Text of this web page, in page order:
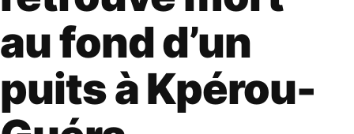
au fond d’un
puits à Kpérou-